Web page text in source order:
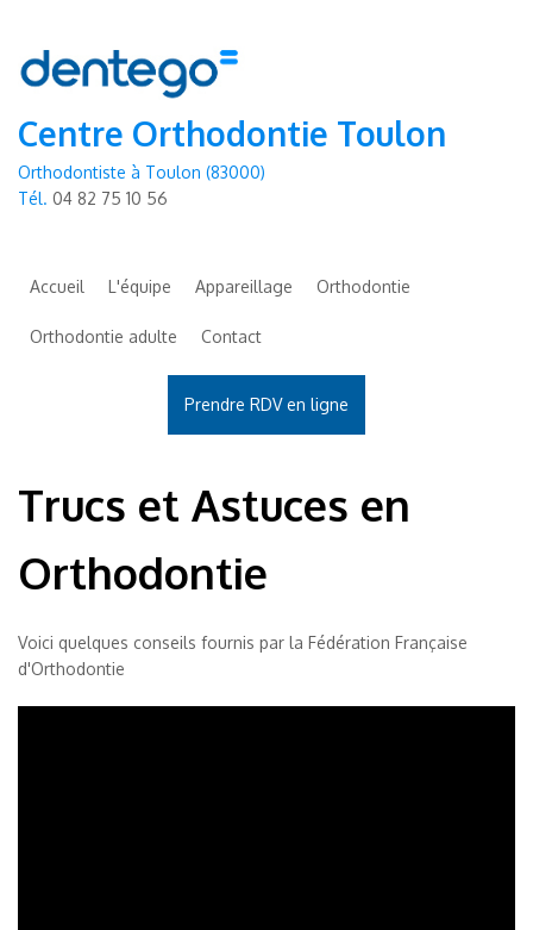
Centre Orthodontie Toulon
Orthodontiste à Toulon (83000)
Tél. 04 82 75 10 56
Accueil L'équipe Appareillage Orthodontie
Orthodontie adulte Contact
Prendre RDV en ligne
Trucs et Astuces en
Orthodontie
Voici quelques conseils fournis par la Fédération Française
d'Orthodontie